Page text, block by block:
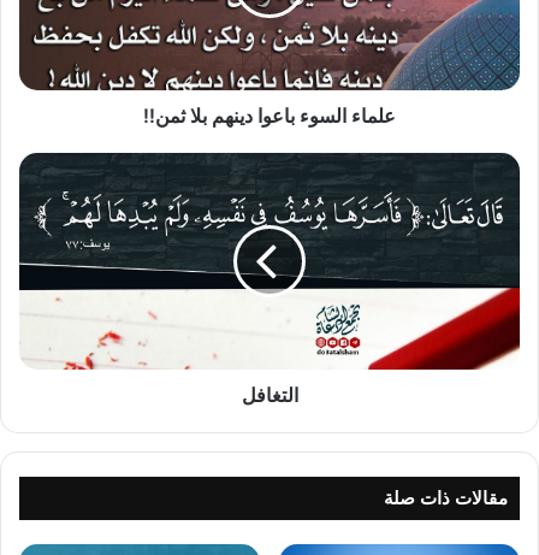
ثمن!!
علماء السوء باعوا دينهم بلا ثمن!!
التغافل
التغافل
مقالات ذات صلة